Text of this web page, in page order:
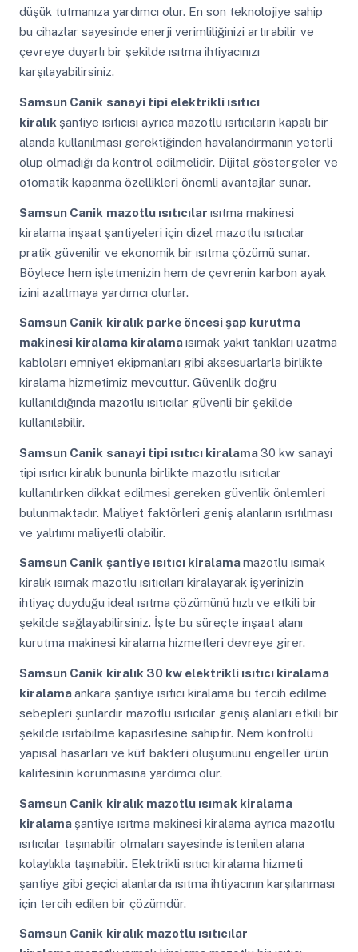
düşük tutmanıza yardımcı olur. En son teknolojiye sahip
bu cihazlar sayesinde enerji verimliliğinizi artırabilir ve
çevreye duyarlı bir şekilde ısıtma ihtiyacınızı
karşılayabilirsiniz.
Samsun Canik sanayi tipi elektrikli ısıtıcı
kiralık şantiye ısıtıcısı ayrıca mazotlu ısıtıcıların kapalı bir
alanda kullanılması gerektiğinden havalandırmanın yeterli
olup olmadığı da kontrol edilmelidir. Dijital göstergeler ve
otomatik kapanma özellikleri önemli avantajlar sunar.
Samsun Canik mazotlu ısıtıcılar ısıtma makinesi
kiralama inşaat şantiyeleri için dizel mazotlu ısıtıcılar
pratik güvenilir ve ekonomik bir ısıtma çözümü sunar.
Böylece hem işletmenizin hem de çevrenin karbon ayak
izini azaltmaya yardımcı olurlar.
Samsun Canik kiralık parke öncesi şap kurutma
makinesi kiralama kiralamaısımak yakıt tankları uzatma
kabloları emniyet ekipmanları gibi aksesuarlarla birlikte
kiralama hizmetimiz mevcuttur. Güvenlik doğru
kullanıldığında mazotlu ısıtıcılar güvenli bir şekilde
kullanılabilir.
Samsun Canik sanayi tipi ısıtıcı kiralama30 kw sanayi
tipi ısıtıcı kiralık bununla birlikte mazotlu ısıtıcılar
kullanılırken dikkat edilmesi gereken güvenlik önlemleri
bulunmaktadır. Maliyet faktörleri geniş alanların ısıtılması
ve yalıtımı maliyetli olabilir.
Samsun Canik şantiye ısıtıcı kiralamamazotlu ısımak
kiralık ısımak mazotlu ısıtıcıları kiralayarak işyerinizin
ihtiyaç duyduğu ideal ısıtma çözümünü hızlı ve etkili bir
şekilde sağlayabilirsiniz. İşte bu süreçte inşaat alanı
kurutma makinesi kiralama hizmetleri devreye girer.
Samsun Canik kiralık 30 kw elektrikli ısıtıcı kiralama
kiralamaankara şantiye ısıtıcı kiralama bu tercih edilme
sebepleri şunlardır mazotlu ısıtıcılar geniş alanları etkili bir
şekilde ısıtabilme kapasitesine sahiptir. Nem kontrolü
yapısal hasarları ve küf bakteri oluşumunu engeller ürün
kalitesinin korunmasına yardımcı olur.
Samsun Canik kiralık mazotlu ısımak kiralama
kiralama şantiye ısıtma makinesi kiralama ayrıca mazotlu
ısıtıcılar taşınabilir olmaları sayesinde istenilen alana
kolaylıkla taşınabilir. Elektrikli ısıtıcı kiralama hizmeti
şantiye gibi geçici alanlarda ısıtma ihtiyacının karşılanması
için tercih edilen bir çözümdür.
Samsun Canik kiralık mazotlu ısıtıcılar